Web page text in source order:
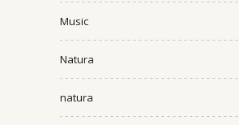
Music
Natura
natura